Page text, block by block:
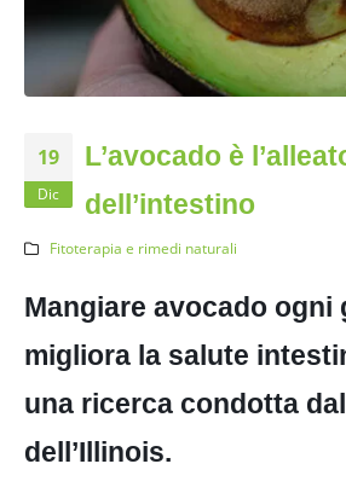
19
Dic
L’avocado è
dell’intestino
Fitoterapia e rimedi naturali
Mangiare avocado ogni
migliora la salute
una ricerca condotta
dell’Illinois.